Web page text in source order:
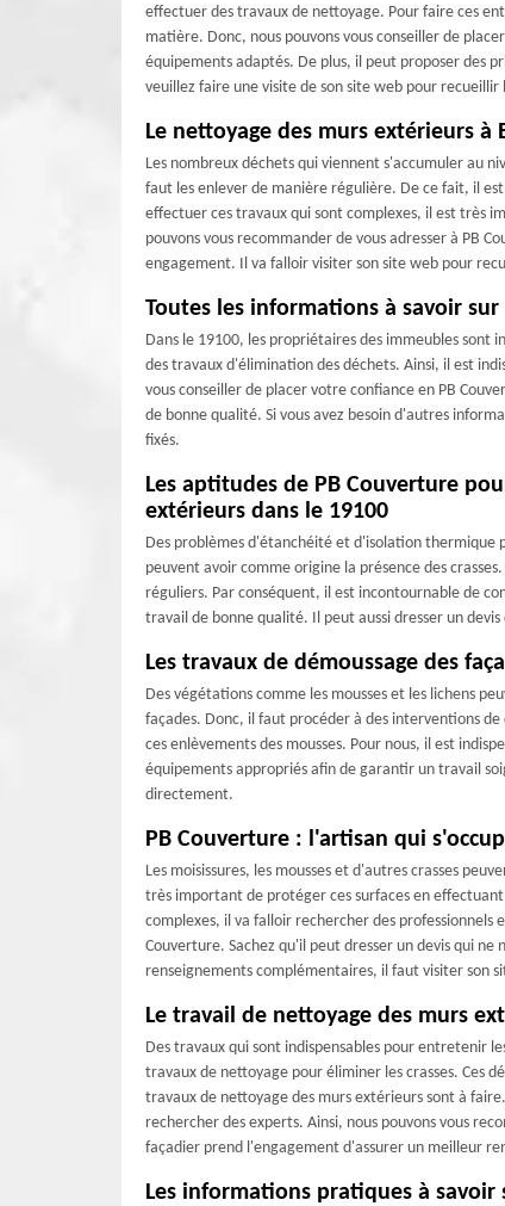
effectuer des travaux de nettoyage. Pour faire ces
matière. Donc, nous pouvons vous conseiller de
équipements adaptés. De plus, il peut proposer des
veuillez faire une visite de son site web pour
Le nettoyage des murs extérieurs à
Les nombreux déchets qui viennent s'accumuler au
faut les enlever de manière régulière. De ce fait, il
effectuer ces travaux qui sont complexes, il est très
pouvons vous recommander de vous adresser à PB
engagement. Il va falloir visiter son site web pour
Toutes les informations à savoir
Dans le 19100, les propriétaires des immeubles sont
des travaux d'élimination des déchets. Ainsi, il est
vous conseiller de placer votre confiance en PB
de bonne qualité. Si vous avez besoin d'autres
fixés.
Les aptitudes de PB Couverture
extérieurs dans le 19100
Des problèmes d'étanchéité et d'isolation thermique
peuvent avoir comme origine la présence des
réguliers. Par conséquent, il est incontournable de
travail de bonne qualité. Il peut aussi dresser un
Les travaux de démoussage des
Des végétations comme les mousses et les lichens
façades. Donc, il faut procéder à des interventions
ces enlèvements des mousses. Pour nous, il est
équipements appropriés afin de garantir un travail
directement.
PB Couverture : l'artisan qui
Les moisissures, les mousses et d'autres crasses
très important de protéger ces surfaces en
complexes, il va falloir rechercher des professionnels
Couverture. Sachez qu'il peut dresser un devis qui
renseignements complémentaires, il faut visiter son
Le travail de nettoyage des murs
Des travaux qui sont indispensables pour entretenir
travaux de nettoyage pour éliminer les crasses. Ces
travaux de nettoyage des murs extérieurs sont à
rechercher des experts. Ainsi, nous pouvons vous
façadier prend l'engagement d'assurer un meilleur
Les informations pratiques à savoir